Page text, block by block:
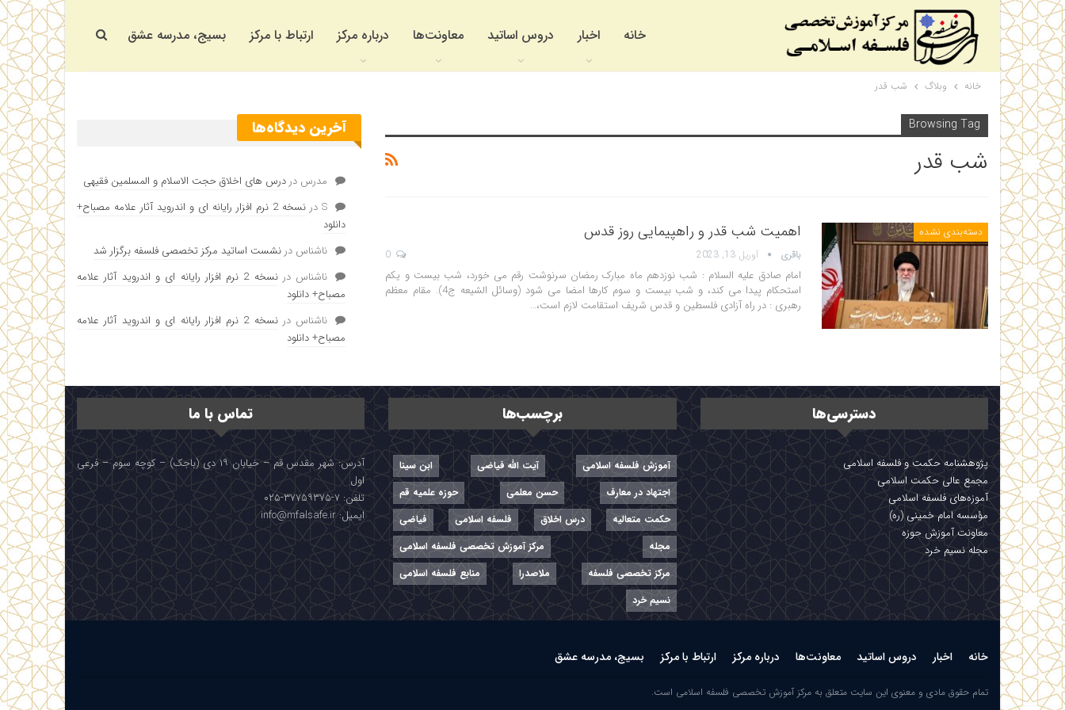
خانه اخبار دروس اساتید معاونت‌ها درباره مرکز ارتباط با مرکز بسیج، مدرسه عشق
خانه وبلاگ شب قدر
Browsing Tag
شب قدر
دسته‌بندی نشده اهمیت شب قدر و راهپیمایی روز قدس
باقری آوریل 13, 2023
امام صادق علیه السلام : شب نوزدهم ماه مبارک رمضان سرنوشت رقم می خورد، شب بیست و یکم
استحکام پیدا می کند، و شب بیست و سوم کارها امضا می شود (وسائل الشیعه ج4). مقام معظم
رهبری : در راه آزادی فلسطین و قدس شریف استقامت لازم است،…
آخرین دیدگاه‌ها
مدرس در درس های اخلاق حجت الاسلام و المسلمین فقیهی
Sدر
نسخه 2 نرم افزار رایانه ای و اندروید آثار علامه مصباح+
دانلود
ناشناس در نشست اساتید مرکز تخصصی فلسفه برگزار شد
ناشناس در
نسخه 2 نرم افزار رایانه ای و اندروید آثار علامه
مصباح+ دانلود
ناشناس در
نسخه 2 نرم افزار رایانه ای و اندروید آثار علامه
مصباح+ دانلود
دسترسی‌ها
پژوهشنامه حکمت و فلسفه اسلامی
مجمع عالی حکمت اسلامی
آموزه‌های فلسفه اسلامی
مؤسسه امام خمینی (ره)
معاونت آموزش حوزه
مجله نسیم خرد
برچسب‌ها
آموزش فلسفه اسلامی آیت الله فیاضی
ابن سینا
اجتهاد در معارف
حسن معلمی
حوزه علمیه قم
حکمت متعالیه
درس اخلاق فلسفه اسلامی
فیاضی
مجله
مرکز آموزش تخصصی فلسفه اسلامی
مرکز تخصصی فلسفه
ملاصدرا
منابع فلسفه اسلامی
نسیم خرد
تماس با ما
آدرس: شهر مقدس قم – خیابان ۱۹ دی (باجک) – کوچه سوم – فرعی
اول
تلفن: ۷-۳۷۷۵۹۳۷۵-۰۲۵
ایمیل: info@mfalsafe.ir
خانه اخبار دروس اساتید معاونت‌ها درباره مرکز ارتباط با مرکز بسیج، مدرسه عشق
تمام حقوق مادی و معنوی این سایت متعلق به مرکز آموزش تخصصی فلسفه اسلامی است.